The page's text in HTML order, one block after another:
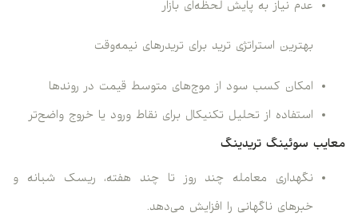
عدم نیاز به پایش لحظه‌ای بازار
بهترین استراتژی ترید برای تریدرهای نیمه‌وقت
امکان کسب سود از موج‌های متوسط قیمت در روندها
استفاده از تحلیل تکنیکال برای نقاط ورود یا خروج واضح‌تر
معایب سوئینگ تریدینگ
نگهداری معامله چند روز تا چند هفته، ریسک شبانه و
خبرهای ناگهانی را افزایش می‌دهد.